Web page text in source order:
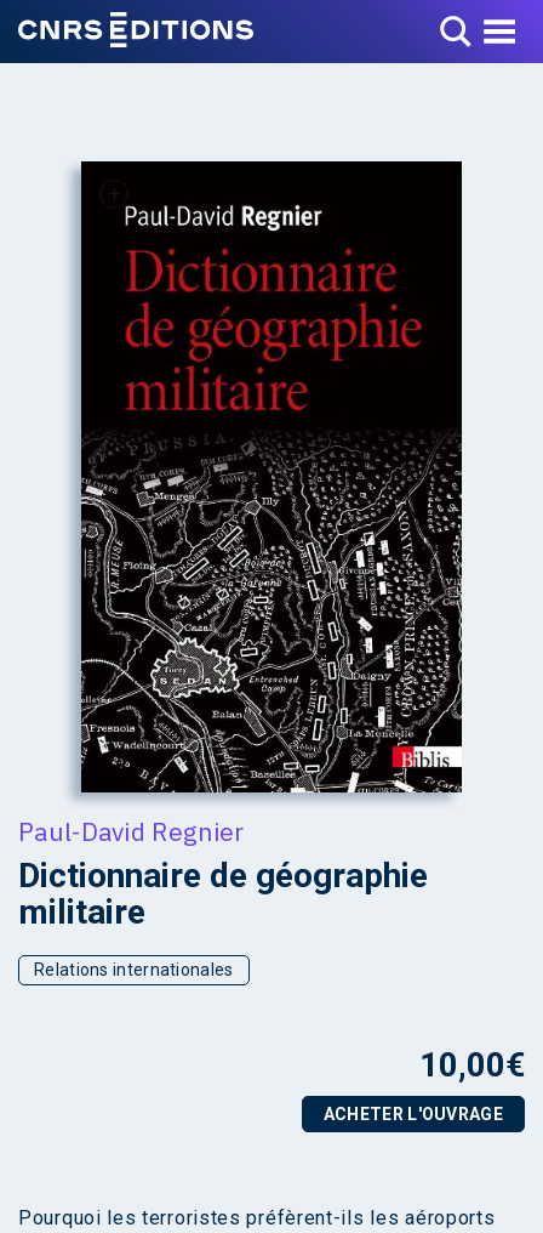
Toggle Menu
+
Paul-David Regnier
Dictionnaire de géographie
militaire
Relations internationales
10,00€
ACHETER L'OUVRAGE
Pourquoi les terroristes préfèrent-ils les aéroports